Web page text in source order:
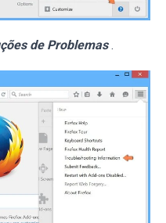
de Problemas .